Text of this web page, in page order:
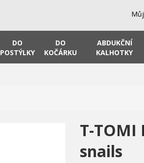
DO
POSTÝLKY
DO
KOČÁRKU
ABDUKČNÍ
KALHOTKY
T-TOMI
snails